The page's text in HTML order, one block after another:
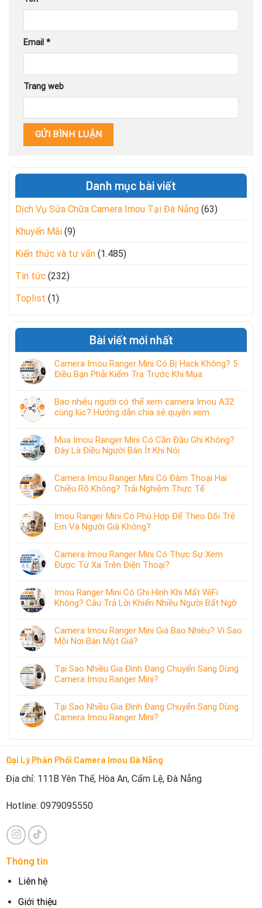
Email *
Trang web
Danh mục bài viết
Dịch Vụ Sửa Chữa Camera Imou Tại Đà Nẵng (63)
Khuyến Mãi (9)
Kiến thức và tư vấn (1.485)
Tin tức (232)
Toplist (1)
Bài viết mới nhất
Camera Imou Ranger Mini Có Bị Hack Không? 5
Điều Bạn Phải Kiểm Tra Trước Khi Mua
Bao nhiêu người có thể xem camera Imou A32
cùng lúc? Hướng dẫn chia sẻ quyền xem
Mua Imou Ranger Mini Có Cần Đầu Ghi Không?
Đây Là Điều Người Bán Ít Khi Nói
Camera Imou Ranger Mini Có Đàm Thoại Hai
Chiều Rõ Không? Trải Nghiệm Thực Tế
Imou Ranger Mini Có Phù Hợp Để Theo Dõi Trẻ
Em Và Người Già Không?
Camera Imou Ranger Mini Có Thực Sự Xem
Được Từ Xa Trên Điện Thoại?
Imou Ranger Mini Có Ghi Hình Khi Mất WiFi
Không? Câu Trả Lời Khiến Nhiều Người Bất Ngờ
Camera Imou Ranger Mini Giá Bao Nhiêu? Vì Sao
Mỗi Nơi Bán Một Giá?
Tại Sao Nhiều Gia Đình Đang Chuyển Sang Dùng
Camera Imou Ranger Mini?
Tại Sao Nhiều Gia Đình Đang Chuyển Sang Dùng
Camera Imou Ranger Mini?
Đại Lý Phân Phối Camera Imou Đà Nẵng
Địa chỉ: 111B Yên Thế, Hòa An, Cẩm Lệ, Đà Nẵng
Hotline: 0979095550
Thông tin
Liên hệ
Giới thiệu